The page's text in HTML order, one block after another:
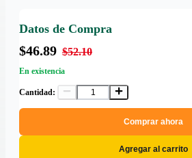
Datos de Compra
$46.89 $52.10
En existencia
Cantidad:
Comprar ahora
Agregar al carrito